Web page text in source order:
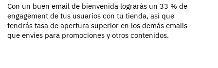
Con un buen email de bienvenida lograrás un 33 % de
engagement de tus usuarios con tu tienda, así que
tendrás tasa de apertura superior en los demás emails
que envíes para promociones y otros contenidos.